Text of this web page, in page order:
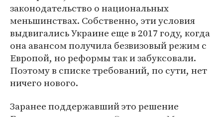
законодательство о национальных
меньшинствах. Собственно, эти условия
выдвигались Украине еще в 2017 году, когда
она авансом получила безвизовый режим с
Европой, но реформы так и забуксовали.
Поэтому в списке требований, по сути, нет
ничего нового.
Заранее поддержавший это решение